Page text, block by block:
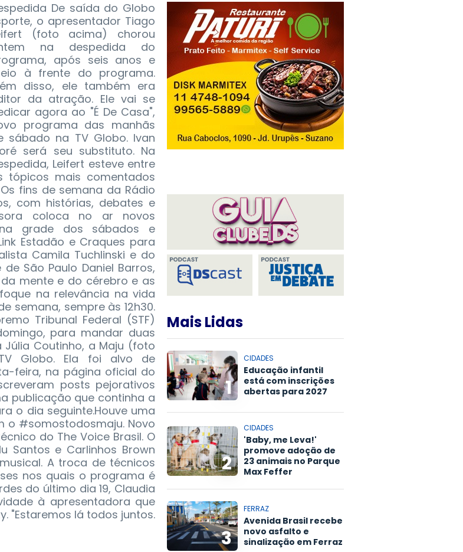
De saída do Globo
o apresentador Tiago
(foto acima) chorou
na despedida do
após seis anos e
à frente do programa.
disso, ele também era
da atração. Ele vai se
agora ao "É De Casa",
programa das manhãs
sábado na TV Globo. Ivan
será seu substituto. Na
Leifert esteve entre
tópicos mais comentados
fins de semana da Rádio
com histórias, debates e
coloca no ar novos
grade dos sábados e
Estadão e Craques para
Camila Tuchlinski e do
São Paulo Daniel Barros,
mente e do cérebro e as
na relevância na vida
semana, sempre às 12h30.
Tribunal Federal (STF)
para mandar duas
Coutinho, a Maju (foto
Globo. Ela foi alvo de
feira, na página oficial do
posts pejorativos
publicação que continha a
o dia seguinte.Houve uma
o #somostodosmaju. Novo
do The Voice Brasil. O
Santos e Carlinhos Brown
A troca de técnicos
nos quais o programa é
do último dia 19, Claudia
à apresentadora que
"Estaremos lá todos juntos.
Mais Lidas
1
CIDADES
Educação infantil
está com inscrições
abertas para 2027
2
CIDADES
'Baby, me Leva!'
promove adoção de
23 animais no Parque
Max Feffer
3
FERRAZ
Avenida Brasil recebe
novo asfalto e
sinalização em Ferraz